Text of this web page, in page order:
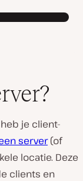
je client-
server(of
locatie. Deze
clients en